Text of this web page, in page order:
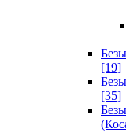
[19]
[35]